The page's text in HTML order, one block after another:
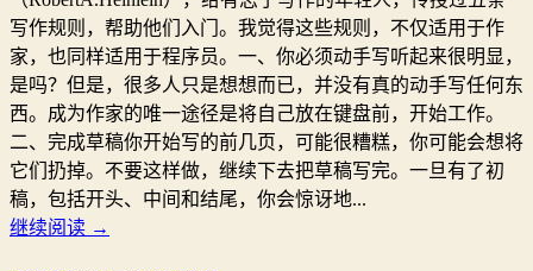
写作规则，帮助他们入门。我觉得这些规则，不仅适用于作
家，也同样适用于程序员。一、你必须动手写听起来很明显，
是吗？但是，很多人只是想想而已，并没有真的动手写任何东
西。成为作家的唯一途径是将自己放在键盘前，开始工作。
二、完成草稿你开始写的前几页，可能很糟糕，你可能会想将
它们扔掉。不要这样做，继续下去把草稿写完。一旦有了初
稿，包括开头、中间和结尾，你会惊讶地...
继续阅读 →